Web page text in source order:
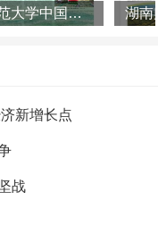
缓解城市民生压力至
。从长远看，乡村为
城市的生活节奏快、
文化乡愁”的精神需
园风光、乡土文化、
、疗愈、文化认同上
湖南师范大学中国乡村振兴研究院课题组:突出地域特色 推进乡村
新增长点
战